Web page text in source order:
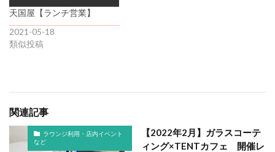
天国屋【ランチ営業】
2021-05-18
類似投稿
関連記事
ラウンジ利用・店内イベント
など
【2022年2月】ガラスコーテ
ィング×TENTカフェ 開催レ